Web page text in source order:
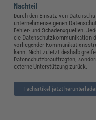
Nachteil
Durch den Einsatz von
unternehmenseigenen
Fehler- und Schadensquellen.
die Datenschutzkommunikation
vorliegender
kann. Nicht zuletzt deshalb
Datenschutzbeauftragten,
externe Unterstützung zurück.
Fachartikel jetzt